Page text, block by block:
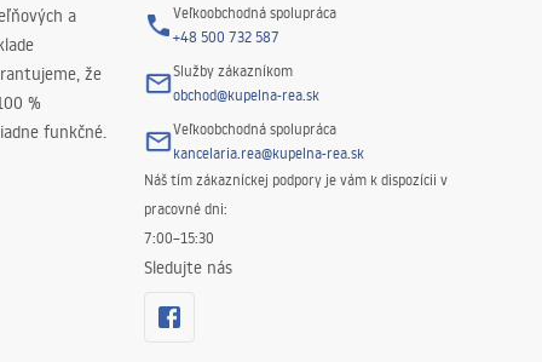
a
že
%
funkčné.
Veľkoobchodná spolupráca
+48 500 732 587
Služby zákazníkom
obchod@kupelna-rea.sk
Veľkoobchodná spolupráca
kancelaria.rea@kupelna-rea.sk
Náš tím zákazníckej podpory je vám k dispozícii v
pracovné dni:
7:00–15:30
Sledujte nás